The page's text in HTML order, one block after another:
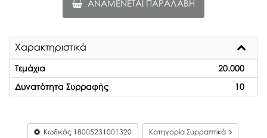
ΑΝΑΜΈΝΕΤΑΙ ΠΑΡΑΛΑΒΉ
Χαρακτηριστικά
Τεμάχια
20.000
Δυνατότητα Συρραφής
10
Κωδικός 18005231001320 Κατηγορία Συρραπτικά